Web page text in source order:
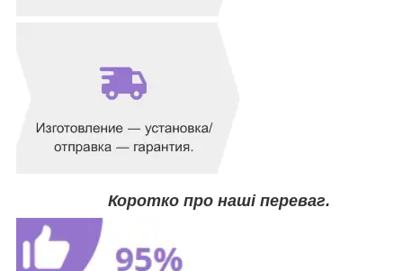
Коротко про наші переваг.